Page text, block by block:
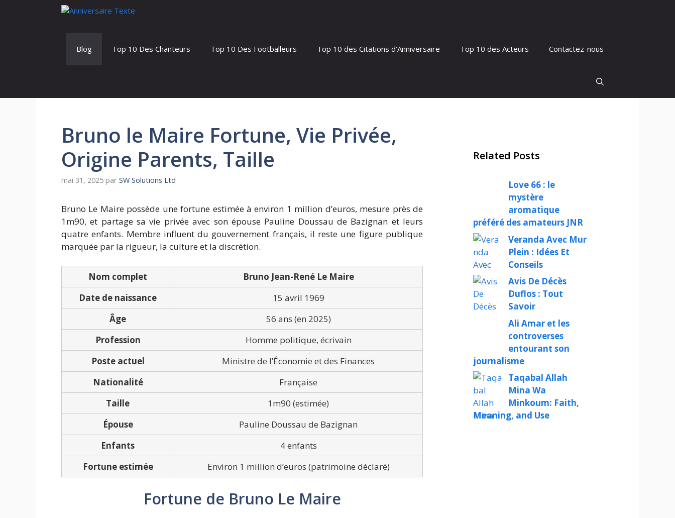
Blog Top 10 Des Chanteurs Top 10 Des Footballeurs Top 10 des Citations d’Anniversaire Top 10 des Acteurs Contactez-nous
Bruno le Maire Fortune, Vie Privée,
Origine Parents, Taille
mai 31, 2025 par SW Solutions Ltd
Bruno Le Maire possède une fortune estimée à environ 1 million d’euros, mesure près de
1m90, et partage sa vie privée avec son épouse Pauline Doussau de Bazignan et leurs
quatre enfants. Membre influent du gouvernement français, il reste une figure publique
marquée par la rigueur, la culture et la discrétion.
Nom complet
Bruno Jean-René Le Maire
Date de naissance
15 avril 1969
Âge
56 ans (en 2025)
Profession
Homme politique, écrivain
Poste actuel
Ministre de l’Économie et des Finances
Nationalité
Française
Taille
1m90 (estimée)
Épouse
Pauline Doussau de Bazignan
Enfants
4 enfants
Fortune estimée
Environ 1 million d’euros (patrimoine déclaré)
Fortune de Bruno Le Maire
Related Posts
Love 66 : le
mystère
aromatique
préféré des amateurs JNR
Veranda Avec Mur
Plein : Idées Et
Conseils
Avis De Décès
Duflos : Tout
Savoir
Ali Amar et les
controverses
entourant son
journalisme
Taqabal Allah
Mina Wa
Minkoum: Faith,
Meaning, and Use